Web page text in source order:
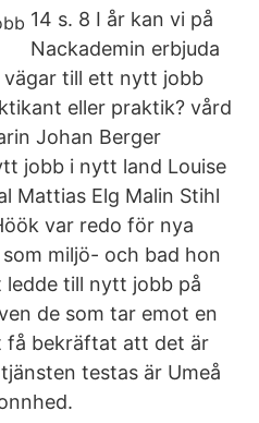
14 s. 8 I år kan vi på
Nackademin erbjuda
vägar till ett nytt jobb
eller praktik? vård
Johan Berger
jobb i nytt land Louise
Mattias Elg Malin Stihl
var redo för nya
miljö- och bad hon
ledde till nytt jobb på
de som tar emot en
få bekräftat att det är
testas är Umeå